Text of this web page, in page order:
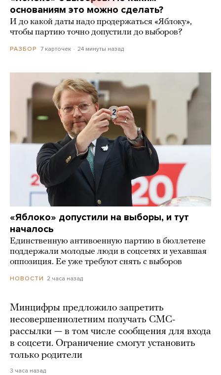
основаниям это можно сделать?
И до какой даты надо продержаться «Яблоку»,
чтобы партию точно допустили до выборов?
РАЗБОР 7 карточек 24 минуты назад
«Яблоко» допустили на выборы, и тут
началось
Единственную антивоенную партию в бюллетене
поддержали молодые люди в соцсетях и уехавшая
оппозиция. Ее уже требуют снять с выборов
НОВОСТИ 2 часа назад
Минцифры предложило запретить
несовершеннолетним получать СМС-
рассылки — в том числе сообщения для входа
в соцсети. Ограничение смогут установить
только родители
3 часа назад